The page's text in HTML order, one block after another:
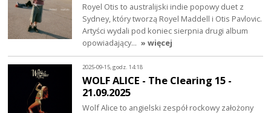
Royel Otis to australijski indie popowy duet z
Sydney, który tworzą Royel Maddell i Otis Pavlovic.
Artyści wydali pod koniec sierpnia drugi album
opowiadający… » więcej
2025-09-15, godz. 14:18
WOLF ALICE - The Clearing 15 -
21.09.2025
Wolf Alice to angielski zespół rockowy założony